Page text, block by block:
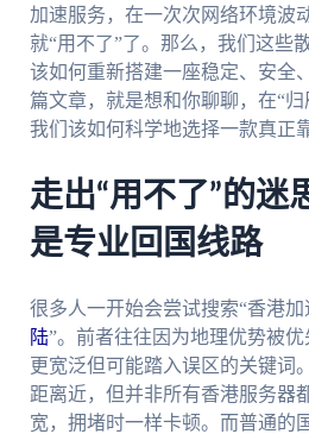
加速服务，在一次次网络环境波
就“用不了”了。那么，我们这些
该如何重新搭建一座稳定、安全
篇文章，就是想和你聊聊，在“归
我们该如何科学地选择一款真正
走出“用不了”的迷
是专业回国线路
很多人一开始会尝试搜索“香港加
陆”。前者往往因为地理优势被
更宽泛但可能踏入误区的关键词
距离近，但并非所有香港服务器
宽，拥堵时一样卡顿。而普通的